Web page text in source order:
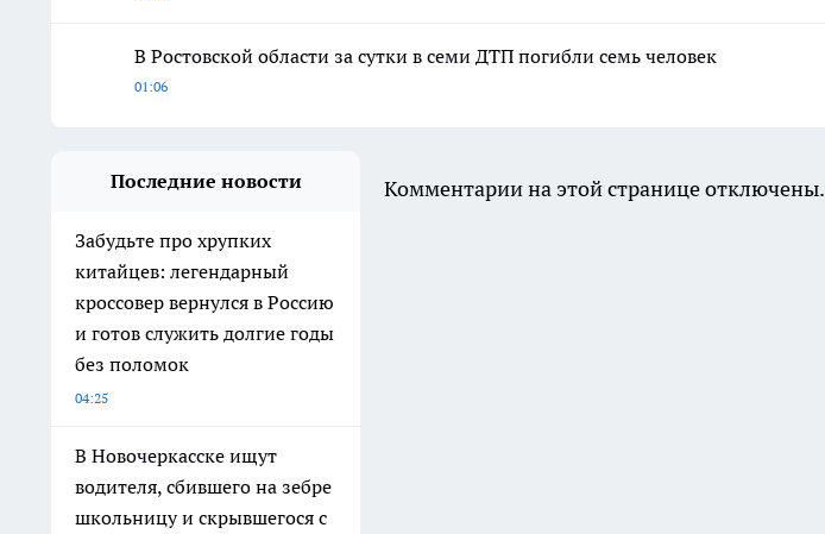
В Ростовской области за сутки в семи ДТП погибли семь человек
01:06
Последние новости
Забудьте про хрупких
китайцев: легендарный
кроссовер вернулся в Россию
и готов служить долгие годы
без поломок
04:25
В Новочеркасске ищут
водителя, сбившего на зебре
школьницу и скрывшегося с
Комментарии на этой странице отключены.